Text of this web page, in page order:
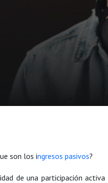
son los ingresos pasivos?
de una participación